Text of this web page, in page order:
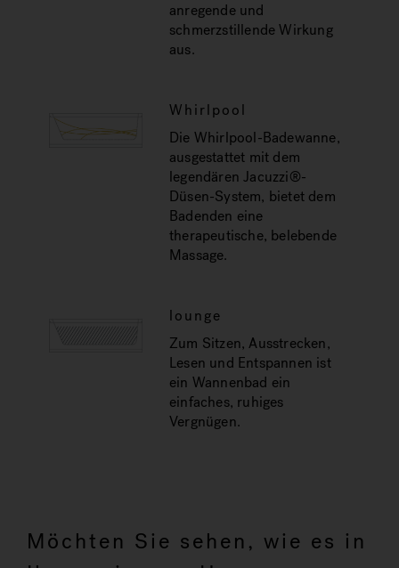
anregende und
schmerzstillende Wirkung
aus.
Whirlpool
Die Whirlpool-Badewanne,
ausgestattet mit dem
legendären Jacuzzi®-
Düsen-System, bietet dem
Badenden eine
therapeutische, belebende
Massage.
lounge
Zum Sitzen, Ausstrecken,
Lesen und Entspannen ist
ein Wannenbad ein
einfaches, ruhiges
Vergnügen.
Möchten Sie sehen, wie es in